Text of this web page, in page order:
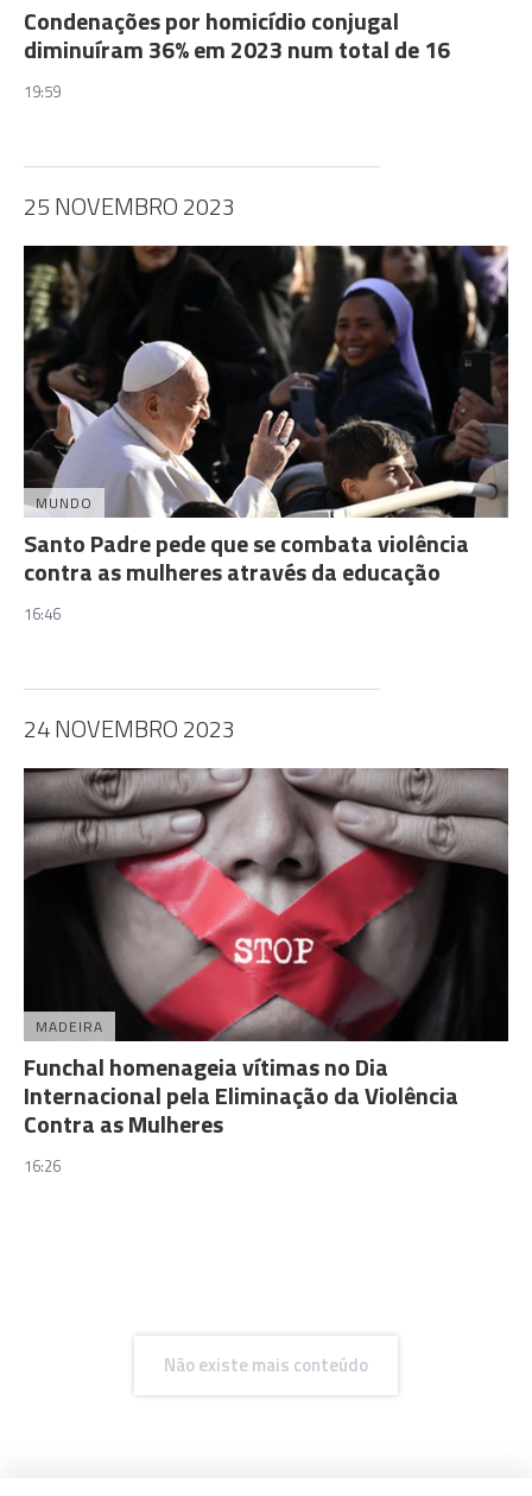
Condenações por homicídio conjugal
diminuíram 36% em 2023 num total de 16
19:59
25 NOVEMBRO 2023
MUNDO
Santo Padre pede que se combata violência
contra as mulheres através da educação
16:46
24 NOVEMBRO 2023
MADEIRA
Funchal homenageia vítimas no Dia
Internacional pela Eliminação da Violência
Contra as Mulheres
16:26
Não existe mais conteúdo